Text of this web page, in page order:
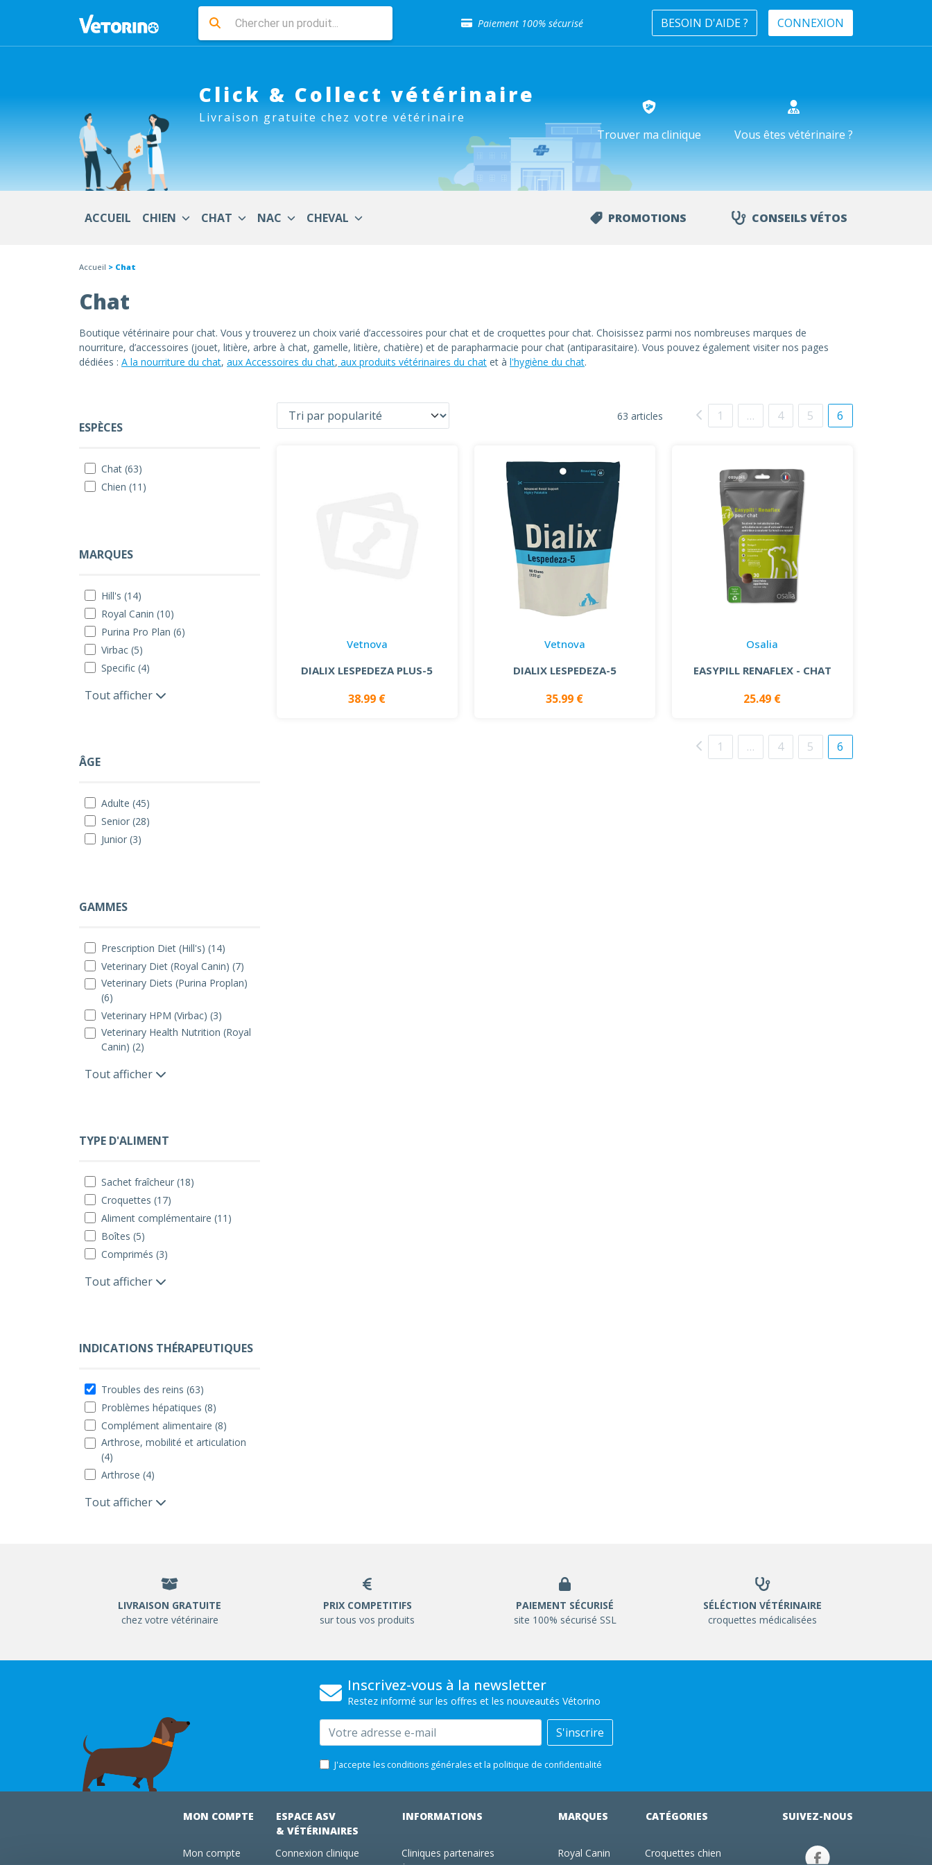
Paiement 100% sécurisé
Paiement 100% sécurisé
Livraison gratuite en clinique vétérinaire
Sélection de croquettes vétérinaire
BESOIN D'AIDE ? CONNEXION
Click & Collect vétérinaire
Livraison gratuite chez votre vétérinaire
Trouver ma clinique
Vous êtes vétérinaire ?
ACCUEIL CHIEN CHAT NAC CHEVAL PROMOTIONS CONSEILS VÉTOS
Accueil > Chat
Chat
Boutique vétérinaire pour chat. Vous y trouverez un choix varié d’accessoires pour chat et de croquettes pour chat. Choisissez parmi nos nombreuses marques de
nourriture, d’accessoires (jouet, litière, arbre à chat, gamelle, litière, chatière) et de parapharmacie pour chat (antiparasitaire). Vous pouvez également visiter nos pages
dédiées : A la nourriture du chat, aux Accessoires du chat, aux produits vétérinaires du chat et à l'hygiène du chat.
ESPÈCES
Chat (63)
Chien (11)
MARQUES
Hill's (14)
Royal Canin (10)
Purina Pro Plan (6)
Virbac (5)
Specific (4)
Tout afficher
ÂGE
Adulte (45)
Senior (28)
Junior (3)
GAMMES
Prescription Diet (Hill's) (14)
Veterinary Diet (Royal Canin) (7)
Veterinary Diets (Purina Proplan)
(6)
Veterinary HPM (Virbac) (3)
Veterinary Health Nutrition (Royal
Canin) (2)
Tout afficher
TYPE D'ALIMENT
Sachet fraîcheur (18)
Croquettes (17)
Aliment complémentaire (11)
Boîtes (5)
Comprimés (3)
Tout afficher
INDICATIONS THÉRAPEUTIQUES
Troubles des reins (63)
Problèmes hépatiques (8)
Complément alimentaire (8)
Arthrose, mobilité et articulation
(4)
Arthrose (4)
Tout afficher
63 articles 1 … 4 5 6
Vetnova
DIALIX LESPEDEZA PLUS-5
38.99 €
Vetnova
DIALIX LESPEDEZA-5
35.99 €
Osalia
EASYPILL RENAFLEX - CHAT
25.49 €
1 … 4 5 6
LIVRAISON GRATUITE
chez votre vétérinaire
PRIX COMPETITIFS
sur tous vos produits
PAIEMENT SÉCURISÉ
site 100% sécurisé SSL
SÉLÉCTION VÉTÉRINAIRE
croquettes médicalisées
Inscrivez-vous à la newsletter
Restez informé sur les offres et les nouveautés Vétorino
Email S'inscrire
J'accepte les conditions générales et la politique de confidentialité
MON COMPTE
Mon compte
ESPACE ASV
& VÉTÉRINAIRES
Connexion clinique
INFORMATIONS
Cliniques partenaires
MARQUES
Royal Canin
CATÉGORIES
Croquettes chien
SUIVEZ-NOUS